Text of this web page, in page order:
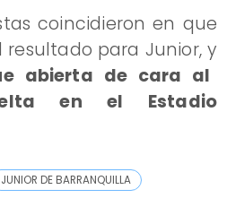
coincidieron en que
para Junior, y
abierta de cara al
en el Estadio
JUNIOR DE BARRANQUILLA